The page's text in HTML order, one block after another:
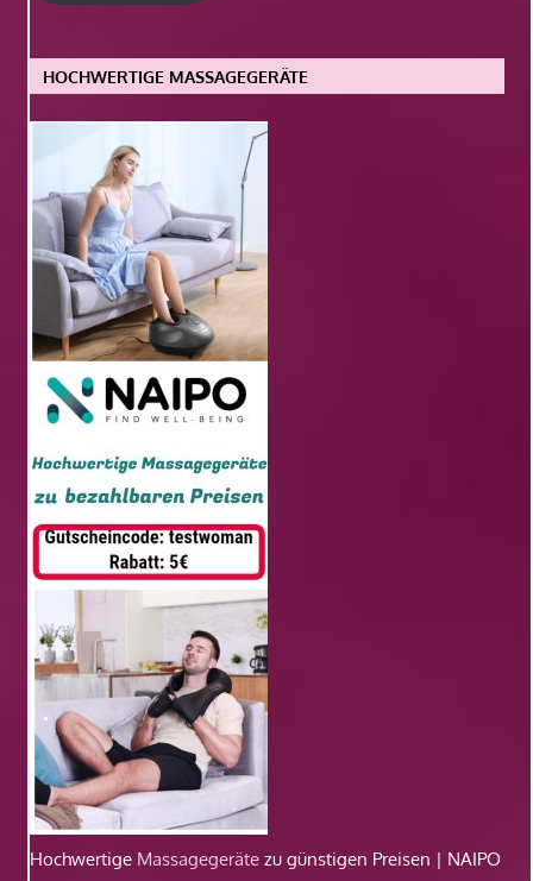
HOCHWERTIGE MASSAGEGERÄTE
Hochwertige Massagegeräte zu günstigen Preisen | NAIPO